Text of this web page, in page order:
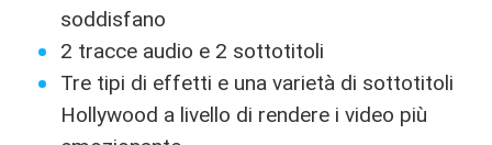
soddisfano
2 tracce audio e 2 sottotitoli
Tre tipi di effetti e una varietà di sottotitoli
Hollywood a livello di rendere i video più